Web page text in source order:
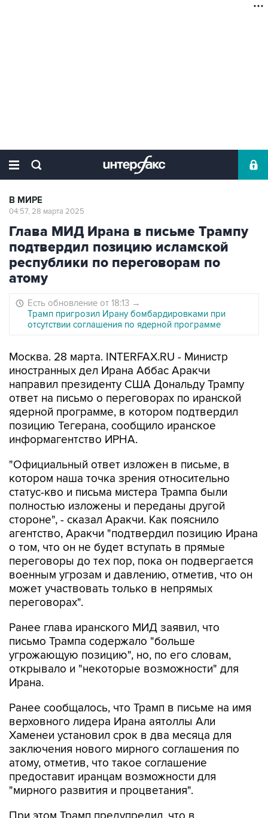
В МИРЕ
04:57, 28 марта 2025
Глава МИД Ирана в письме Трампу
подтвердил позицию исламской
республики по переговорам по
атому
Есть обновление от 18:13 →
Трамп пригрозил Ирану бомбардировками при
отсутствии соглашения по ядерной программе
Москва. 28 марта. INTERFAX.RU - Министр
иностранных дел Ирана Аббас Аракчи
направил президенту США Дональду Трампу
ответ на письмо о переговорах по иранской
ядерной программе, в котором подтвердил
позицию Тегерана, сообщило иранское
информагентство ИРНА.
"Официальный ответ изложен в письме, в
котором наша точка зрения относительно
статус-кво и письма мистера Трампа были
полностью изложены и переданы другой
стороне", - сказал Аракчи. Как пояснило
агентство, Аракчи "подтвердил позицию Ирана
о том, что он не будет вступать в прямые
переговоры до тех пор, пока он подвергается
военным угрозам и давлению, отметив, что он
может участвовать только в непрямых
переговорах".
Ранее глава иранского МИД заявил, что
письмо Трампа содержало "больше
угрожающую позицию", но, по его словам,
открывало и "некоторые возможности" для
Ирана.
Ранее сообщалось, что Трамп в письме на имя
верховного лидера Ирана аятоллы Али
Хаменеи установил срок в два месяца для
заключения нового мирного соглашения по
атому, отметив, что такое соглашение
предоставит иранцам возможности для
"мирного развития и процветания".